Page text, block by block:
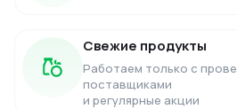
Свежие продукты
Работаем только с
поставщиками
и регулярные акции